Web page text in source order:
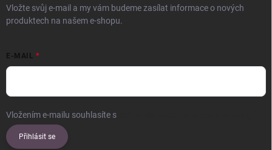
Vložte svůj e-mail a my vám budeme zasílat informace o nových
produktech na našem e-shopu.
E-MAIL
Vložením e-mailu souhlasíte s
Přihlásit se